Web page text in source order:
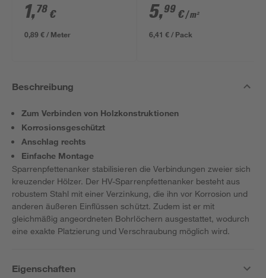
1,78 €
0,89 € / Meter
ungeschliffen 1690 x
634 x 12 mm
5,99 €/ m²
6,41 € / Pack
Beschreibung
Zum Verbinden von Holzkonstruktionen
Korrosionsgeschützt
Anschlag rechts
Einfache Montage
Sparrenpfettenanker stabilisieren die Verbindungen zweier sich
kreuzender Hölzer. Der HV-Sparrenpfettenanker besteht aus
robustem Stahl mit einer Verzinkung, die ihn vor Korrosion und
anderen äußeren Einflüssen schützt. Zudem ist er mit
gleichmäßig angeordneten Bohrlöchern ausgestattet, wodurch
eine exakte Platzierung und Verschraubung möglich wird.
Eigenschaften